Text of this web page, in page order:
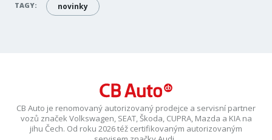
TAGY: novinky
CB Auto je renomovaný autorizovaný prodejce a servisní partner
vozů značek Volkswagen, SEAT, Škoda, CUPRA, Mazda a KIA na
jihu Čech. Od roku 2026 též certifikovaným autorizovaným